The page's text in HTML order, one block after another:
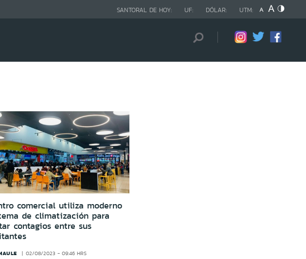
SANTORAL DE HOY: UF: DÓLAR: UTM:
comercial utiliza moderno
de climatización para
contagios entre sus
02/08/2023 - 09:46 HRS